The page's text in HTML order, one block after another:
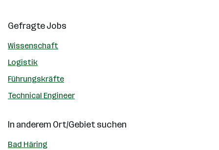
Gefragte Jobs
Wissenschaft
Logistik
Führungskräfte
Technical Engineer
In anderem Ort/Gebiet suchen
Bad Häring